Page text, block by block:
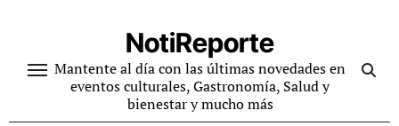
contenido
NotiReporte
Mantente al día con las últimas novedades en
eventos culturales, Gastronomía, Salud y
bienestar y mucho más